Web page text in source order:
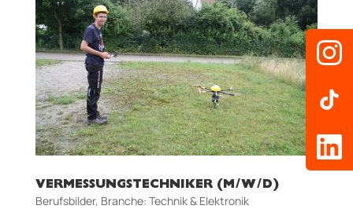
VERMESSUNGSTECHNIKER (M/W/D)
Berufsbilder, Branche: Technik & Elektronik